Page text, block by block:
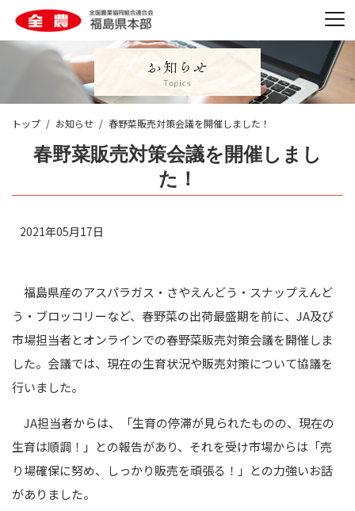
トップ お知らせ 春野菜販売対策会議を開催しました！
春野菜販売対策会議を開催しまし
た！
2021年05月17日
福島県産のアスパラガス・さやえんどう・スナップえんど
う・ブロッコリーなど、春野菜の出荷最盛期を前に、 JA及び
市場担当者とオンラインでの春野菜販売対策会議を開催しま
した。会議では、現在の生育状況や販売対策について協議を
行いました。
JA担当者からは、「生育の停滞が見られたものの、現在の
生育は順調！」との報告があり、それを受け市場からは「売
り場確保に努め、しっかり販売を頑張る！」との力強いお話
がありました。